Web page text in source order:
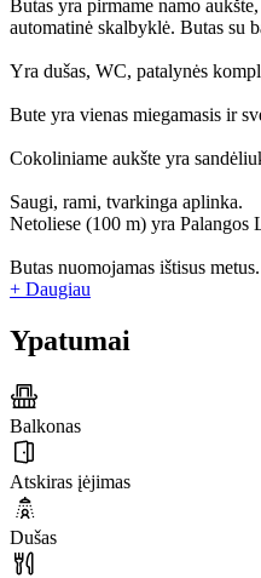
Butas yra pirmame namo
automatinė skalbyklė. Butas su
Yra dušas, WC, patalynės
Bute yra vienas miegamasis ir
Cokoliniame aukšte yra
Saugi, rami, tvarkinga aplinka.
Netoliese (100 m) yra Palangos
Butas nuomojamas ištisus
+ Daugiau
Ypatumai
Balkonas
Atskiras įėjimas
Dušas